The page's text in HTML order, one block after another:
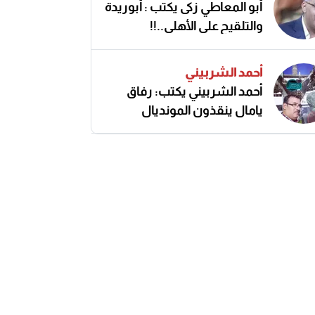
أبو المعاطي زكى يكتب : أبوريدة
والتلقيح على الأهلى..!!
أحمد الشربيني
أحمد الشربيني يكتب: رفاق
يامال ينقذون المونديال